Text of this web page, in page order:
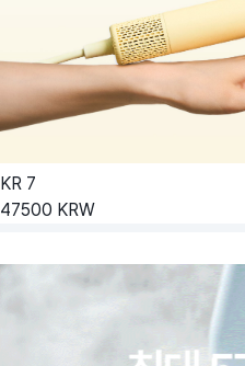
KR 7
47500 KRW